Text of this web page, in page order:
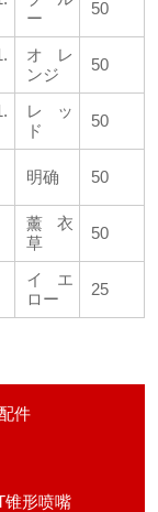
ー
50
オレ
ンジ
50
レッ
ド
50
明确 50
薰衣
草
50
イエ
ロー
25
件
锥形喷嘴